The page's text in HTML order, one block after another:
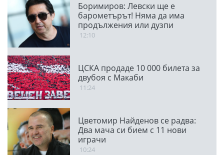
Боримиров: Левски ще е
барометърът! Няма да има
продължения или дузпи
12:10
ЦСКА продаде 10 000 билета за
двубоя с Макаби
11:24
Цветомир Найденов се радва:
Два мача си бием с 11 нови
играчи
10:24